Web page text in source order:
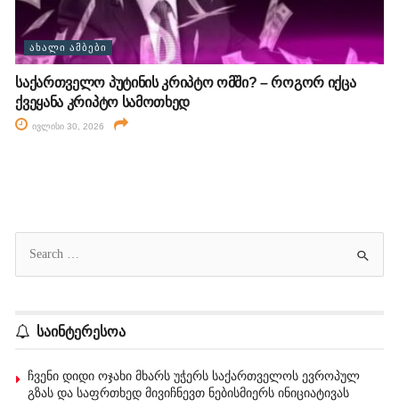
ᲐᲮᲐᲚᲘ ᲐᲛᲑᲔᲑᲘ
საქართველო პუტინის კრიპტო ომში? – როგორ იქცა
ქვეყანა კრიპტო სამოთხედ
ივლისი 30, 2026
საინტერესოა
ჩვენი დიდი ოჯახი მხარს უჭერს საქართველოს ევროპულ
გზას და საფრთხედ მივიჩნევთ ნებისმიერს ინიციატივას